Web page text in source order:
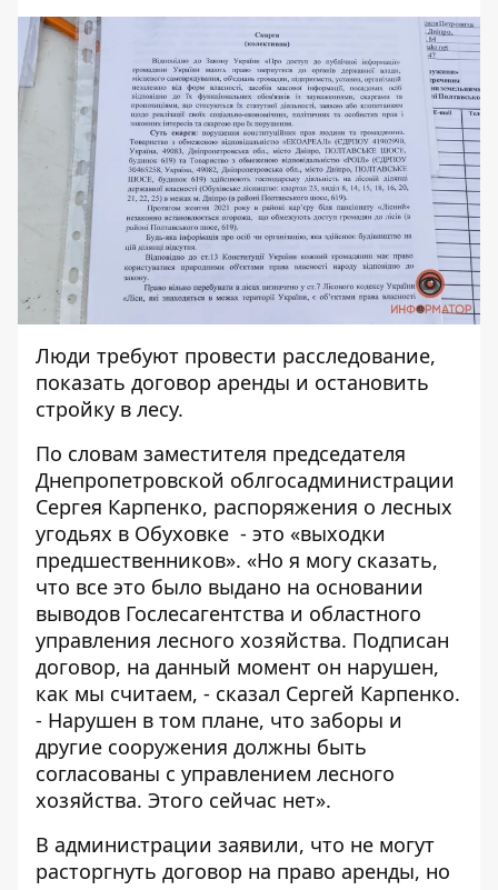
Люди требуют провести расследование,
показать договор аренды и остановить
стройку в лесу.
По словам заместителя председателя
Днепропетровской облгосадминистрации
Сергея Карпенко, распоряжения о лесных
угодьях в Обуховке - это «выходки
предшественников». «Но я могу сказать,
что все это было выдано на основании
выводов Гослесагентства и областного
управления лесного хозяйства. Подписан
договор, на данный момент он нарушен,
как мы считаем, - сказал Сергей Карпенко.
- Нарушен в том плане, что заборы и
другие сооружения должны быть
согласованы с управлением лесного
хозяйства. Этого сейчас нет».
В администрации заявили, что не могут
расторгнуть договор на право аренды, но